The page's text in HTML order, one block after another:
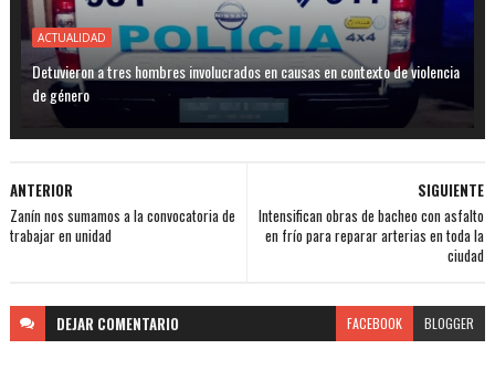
ACTUALIDAD
Detuvieron a tres hombres involucrados en causas en contexto de violencia
de género
SIGUIENTE
Intensifican obras de bacheo con asfalto
en frío para reparar arterias en toda la
ciudad
ANTERIOR
Zanín nos sumamos a la convocatoria de
trabajar en unidad
DEJAR COMENTARIO FACEBOOK BLOGGER